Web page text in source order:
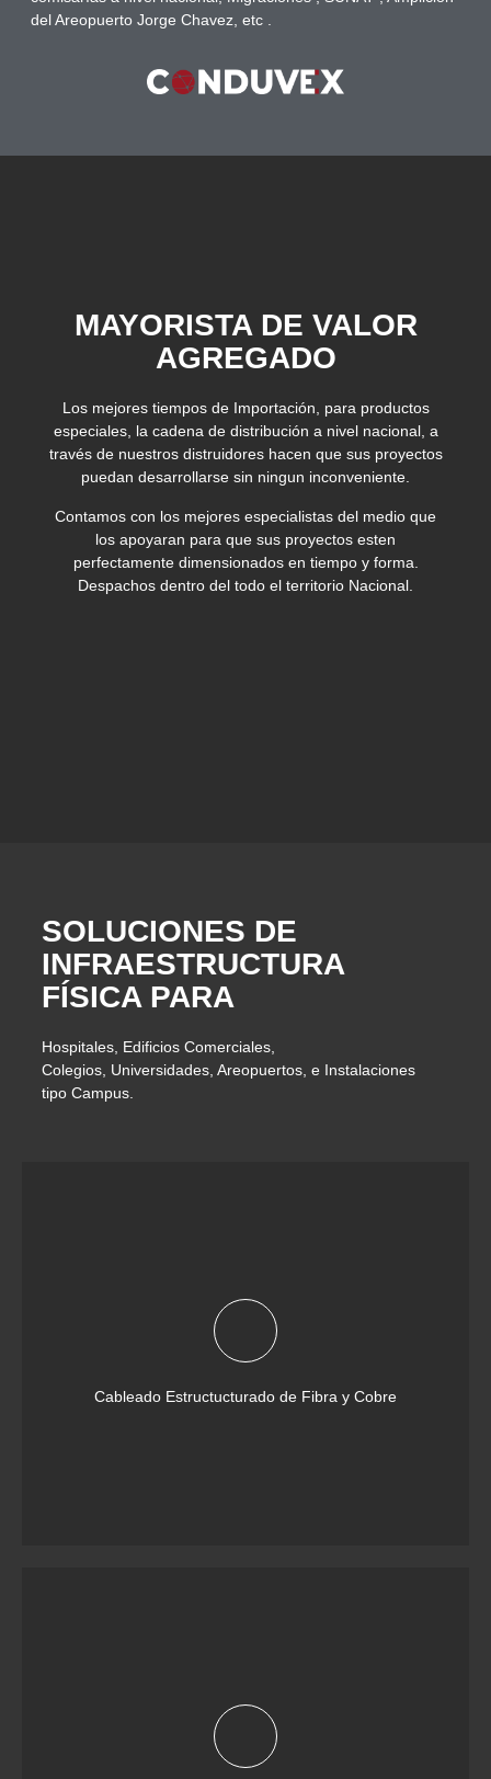
del Areopuerto Jorge Chavez, etc .
MAYORISTA DE VALOR
AGREGADO
Los mejores tiempos de Importación, para productos
especiales, la cadena de distribución a nivel nacional, a
través de nuestros distruidores hacen que sus proyectos
puedan desarrollarse sin ningun inconveniente.
Contamos con los mejores especialistas del medio que
los apoyaran para que sus proyectos esten
perfectamente dimensionados en tiempo y forma.
Despachos dentro del todo el territorio Nacional.
SOLUCIONES DE
INFRAESTRUCTURA
FÍSICA PARA
Hospitales, Edificios Comerciales,
Colegios, Universidades, Areopuertos, e Instalaciones
tipo Campus.
Cableado Estructucturado de Fibra y Cobre